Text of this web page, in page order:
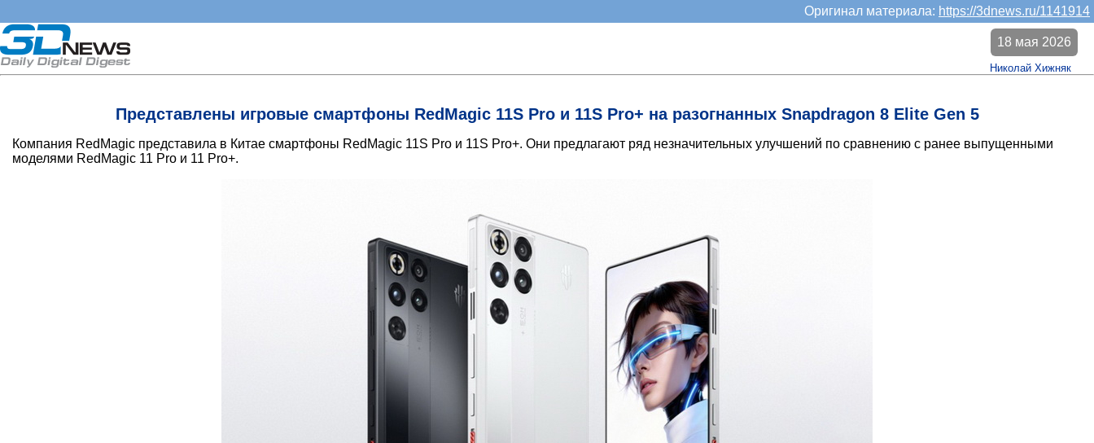
Оригинал материала: https://3dnews.ru/1141914
Представлены игровые смартфоны RedMagic 11S Pro и 11S Pro+ на разогнанных Snapdragon 8 Elite Gen 5
18 мая 2026
Николай Хижняк
Компания RedMagic представила в Китае смартфоны RedMagic 11S Pro и 11S Pro+. Они предлагают ряд незначительных улучшений по сравнению с ранее выпущенными
моделями RedMagic 11 Pro и 11 Pro+.